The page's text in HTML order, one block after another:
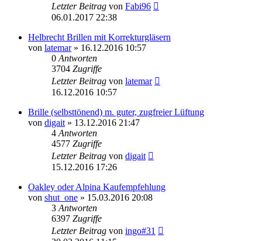
Letzter Beitrag von Fabi96
06.01.2017 22:38
Helbrecht Brillen mit Korrekturgläsern
von latemar» 16.12.2016 10:57
0 Antworten
3704 Zugriffe
Letzter Beitrag von latemar
16.12.2016 10:57
Brille (selbsttönend) m. guter, zugfreier Lüftung
von digait » 13.12.2016 21:47
4 Antworten
4577 Zugriffe
Letzter Beitrag von digait
15.12.2016 17:26
Oakley oder Alpina Kaufempfehlung
von shut_one » 15.03.2016 20:08
3 Antworten
6397 Zugriffe
Letzter Beitrag von ingo#31